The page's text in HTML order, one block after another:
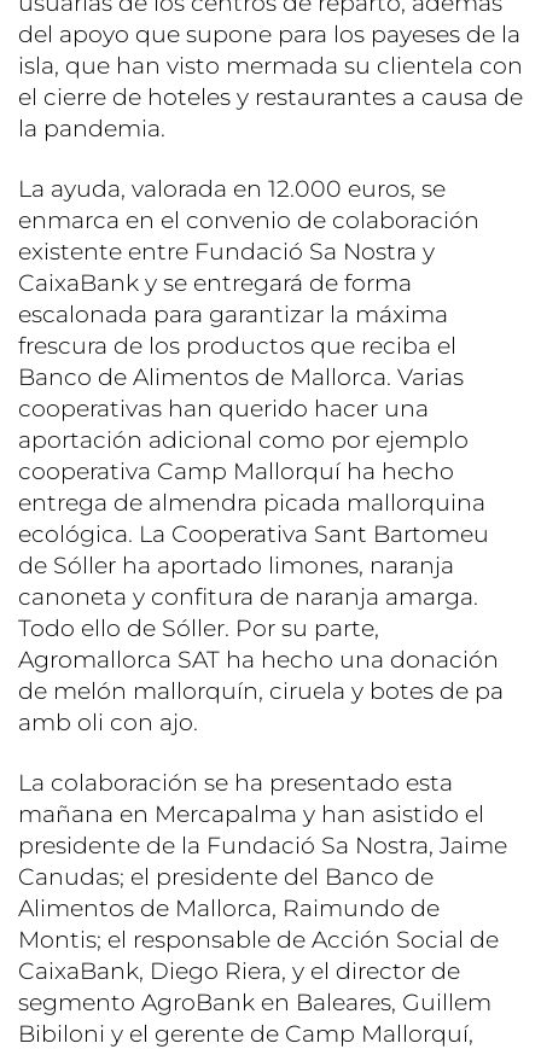
del apoyo que supone para los payeses de la
isla, que han visto mermada su clientela con
el cierre de hoteles y restaurantes a causa de
la pandemia.
La ayuda, valorada en 12.000 euros, se
enmarca en el convenio de colaboración
existente entre Fundació Sa Nostra y
CaixaBank y se entregará de forma
escalonada para garantizar la máxima
frescura de los productos que reciba el
Banco de Alimentos de Mallorca. Varias
cooperativas han querido hacer una
aportación adicional como por ejemplo
cooperativa Camp Mallorquí ha hecho
entrega de almendra picada mallorquina
ecológica. La Cooperativa Sant Bartomeu
de Sóller ha aportado limones, naranja
canoneta y confitura de naranja amarga.
Todo ello de Sóller. Por su parte,
Agromallorca SAT ha hecho una donación
de melón mallorquín, ciruela y botes de pa
amb oli con ajo.
La colaboración se ha presentado esta
mañana en Mercapalma y han asistido el
presidente de la Fundació Sa Nostra, Jaime
Canudas; el presidente del Banco de
Alimentos de Mallorca, Raimundo de
Montis; el responsable de Acción Social de
CaixaBank, Diego Riera, y el director de
segmento AgroBank en Baleares, Guillem
Bibiloni y el gerente de Camp Mallorquí,